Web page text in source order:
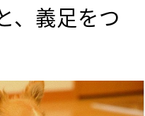
、義足をつ